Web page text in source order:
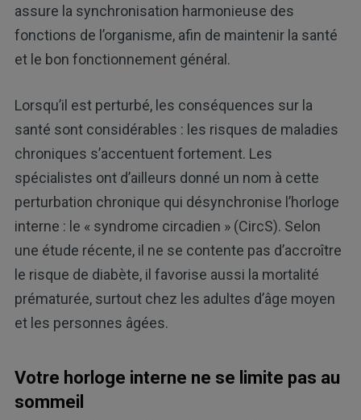
assure la synchronisation harmonieuse des
fonctions de l’organisme, afin de maintenir la santé
et le bon fonctionnement général.
Lorsqu’il est perturbé, les conséquences sur la
santé sont considérables : les risques de maladies
chroniques s’accentuent fortement. Les
spécialistes ont d’ailleurs donné un nom à cette
perturbation chronique qui désynchronise l’horloge
interne : le « syndrome circadien » (CircS). Selon
une étude récente, il ne se contente pas d’accroître
le risque de diabète, il favorise aussi la mortalité
prématurée, surtout chez les adultes d’âge moyen
et les personnes âgées.
Votre horloge interne ne se limite pas au
sommeil